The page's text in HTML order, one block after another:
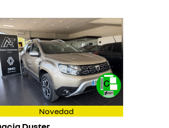
Novedad